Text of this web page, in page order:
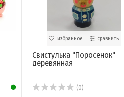
избранное сравнить
Свистулька "Поросенок"
деревянная
(0)